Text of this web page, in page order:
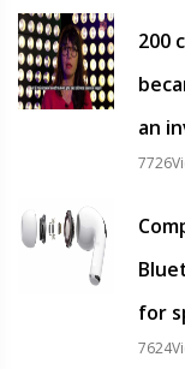
200
an
for